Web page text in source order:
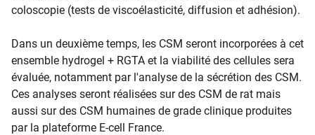
coloscopie (tests de viscoélasticité, diffusion et adhésion).
Dans un deuxième temps, les CSM seront incorporées à cet
ensemble hydrogel + RGTA et la viabilité des cellules sera
évaluée, notamment par l'analyse de la sécrétion des CSM.
Ces analyses seront réalisées sur des CSM de rat mais
aussi sur des CSM humaines de grade clinique produites
par la plateforme E-cell France.